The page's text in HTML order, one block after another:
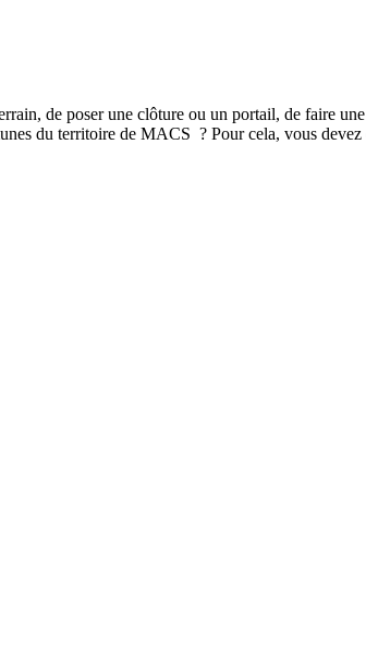
de poser une clôture ou un portail, de faire
du territoire de MACS ? Pour cela, vous